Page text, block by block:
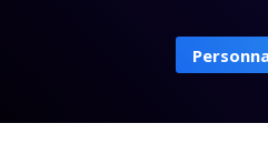
Price